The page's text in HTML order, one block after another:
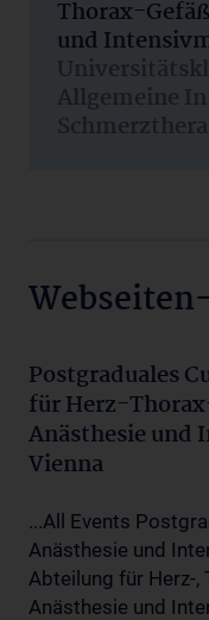
Thorax-
und
Allgemeine
Postgraduales
für Herz-
Anästhesie und
Vienna
...All Events
Anästhesie und
Abteilung für Herz-,
Anästhesie und